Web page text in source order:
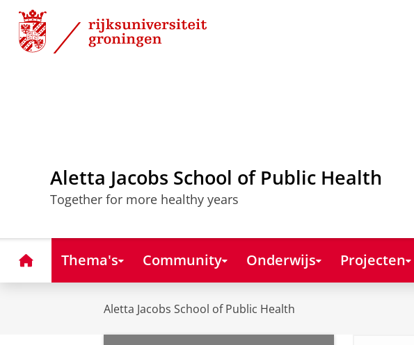
Skip
Content
Skip
Navigation
Aletta Jacobs School of Public Health
Together for more healthy years
HomeThema's Community Onderwijs Projecten
Aletta Jacobs School of Public Health